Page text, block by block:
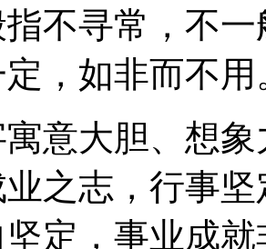
指不寻常，不
，如非而不用
意大胆、想
业之志，行事
定，事业成就